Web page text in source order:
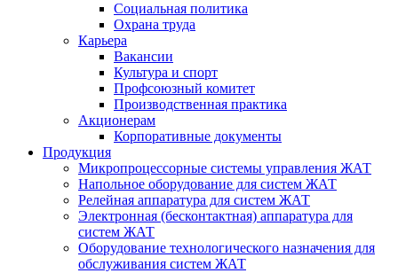
Социальная политика
Охрана труда
Карьера
Вакансии
Культура и спорт
Профсоюзный комитет
Производственная практика
Акционерам
Корпоративные документы
Продукция
Микропроцессорные системы управления ЖАТ
Напольное оборудование для систем ЖАТ
Релейная аппаратура для систем ЖАТ
Электронная (бесконтактная) аппаратура для
систем ЖАТ
Оборудование технологического назначения для
обслуживания систем ЖАТ